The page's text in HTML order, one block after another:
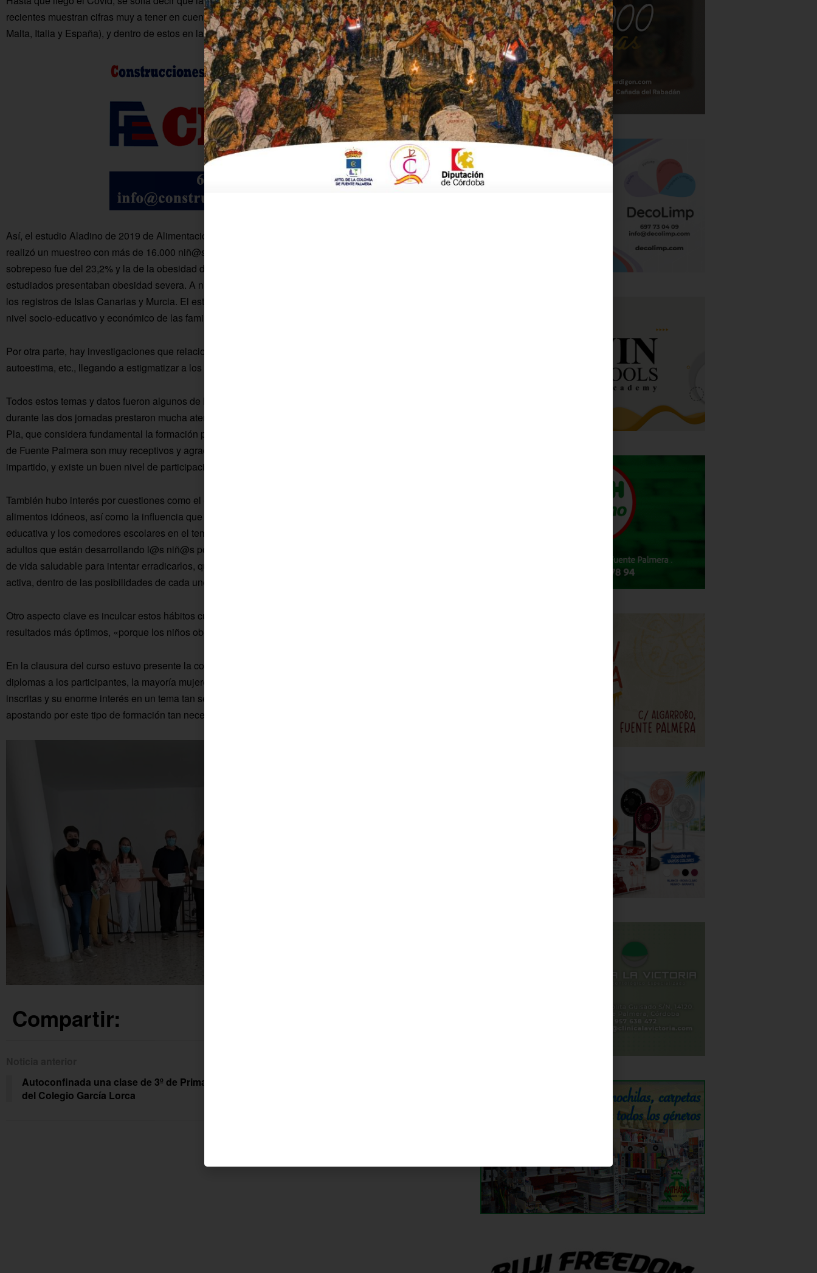
recientes muestran cifras muy a tener en cuenta que se agudizan en los países mediterráneos (Grecia,
Malta, Italia y España), y dentro de estos en las zonas del sur.
Así, el estudio Aladino de 2019 de Alimentación, Actividad Física, Desarrollo Infantil y Obesidad, que
realizó un muestreo con más de 16.000 niñ@s de entre 6 y 9 años, concluyó que la prevalencia del
sobrepeso fue del 23,2% y la de la obesidad del 17,3%, además de que un 4,2% de los escolares
estudiados presentaban obesidad severa. A nivel de Andalucía estos porcentajes suben algo más, junto a
los registros de Islas Canarias y Murcia. El estudio también expone la relación de la obesidad infantil con el
nivel socio-educativo y económico de las familias, cuanto más bajo más suben las tasas.
Por otra parte, hay investigaciones que relacionan la obesidad con el fracaso escolar, disminución de la
autoestima, etc., llegando a estigmatizar a los menores.
Todos estos temas y datos fueron algunos de los que más les interesaron a l@s alumn@s del curso, que
durante las dos jornadas prestaron mucha atención. Es algo que ha valorado muy positivamente Mª Esther
Pla, que considera fundamental la formación para dominar el tema de la obesidad infantil. «L@s vecin@s
de Fuente Palmera son muy receptivos y agradecidos con los cursos, al menos con los que yo les he
impartido, y existe un buen nivel de participación», apunta.
También hubo interés por cuestiones como el etiquetado de productos y cómo saber identificar los
alimentos idóneos, así como la influencia que tienen las familias, primero, y después la comunidad
educativa y los comedores escolares en el tema de la alimentación. Asimismo, sobre enfermedades de
adultos que están desarrollando l@s niñ@s por el sobrepeso y la obesidad, como la hipertensión, y hábitos
de vida saludable para intentar erradicarlos, que se resumen en una alimentación saludable y una vida
activa, dentro de las posibilidades de cada uno.
Otro aspecto clave es inculcar estos hábitos cuanto antes mejor, desde edades tempranas para así obtener
resultados más óptimos, «porque los niños obesos de hoy día serán los adultos obesos del futuro».
En la clausura del curso estuvo presente la concejala de Educación, Laura Sánchez, que entregó los
diplomas a los participantes, la mayoría mujeres, y destacó la diversidad de perfiles de las personas
inscritas y su enorme interés en un tema tan sensible para la sociedad. «El Ayuntamiento seguirá
apostando por este tipo de formación tan necesaria», ha señalado.
Compartir:
Autoconfinada una clase de 3º de Primaria
del Colegio García Lorca